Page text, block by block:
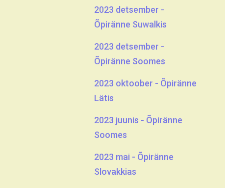
2023 detsember -
Õpiränne Suwalkis
2023 detsember -
Õpiränne Soomes
2023 oktoober - Õpiränne
Lätis
2023 juunis - Õpiränne
Soomes
2023 mai - Õpiränne
Slovakkias